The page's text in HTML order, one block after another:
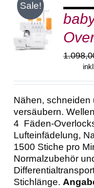
Sale!
IN DEN
WARENKORB
DETAILS
Nähen, schneiden
versäubern.
4 Fäden-
Lufteinfädelung,
1500 Stiche pro
Normalzubehör
Stichlänge.